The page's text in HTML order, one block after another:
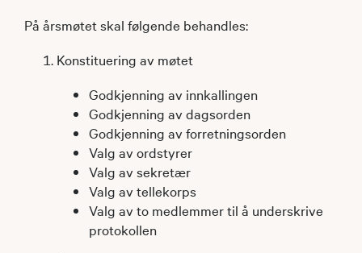
På årsmøtet skal følgende behandles:
Konstituering av møtet
Godkjenning av innkallingen
Godkjenning av dagsorden
Godkjenning av forretningsorden
Valg av ordstyrer
Valg av sekretær
Valg av tellekorps
Valg av to medlemmer til å underskrive
protokollen